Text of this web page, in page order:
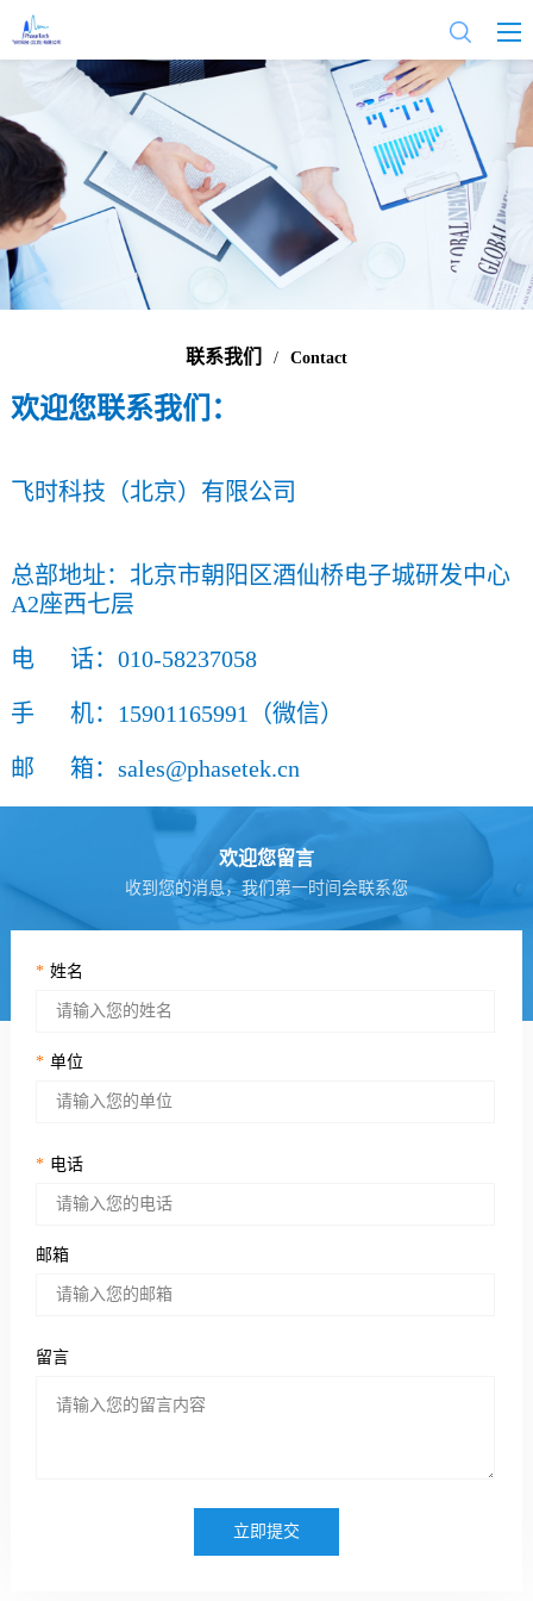
联系我们 / Contact
欢迎您联系我们：
飞时科技（北京）有限公司
总部地址：北京市朝阳区酒仙桥电子城研发中心
A2座西七层
电 话：010-58237058
手 机：15901165991（微信）
邮 箱：sales@phasetek.cn
欢迎您留言
收到您的消息，我们第一时间会联系您
* 姓名
* 单位
* 电话
邮箱
留言
立即提交